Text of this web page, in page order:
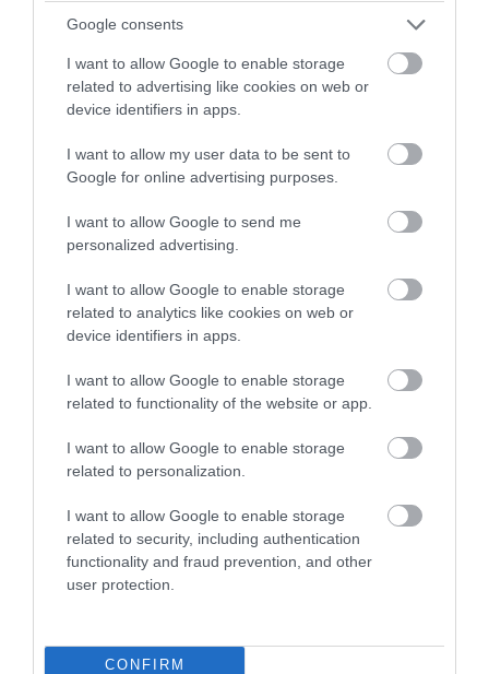
Google consents
I want to allow Google to enable storage
related to advertising like cookies on web or
device identifiers in apps.
I want to allow my user data to be sent to
Google for online advertising purposes.
I want to allow Google to send me
personalized advertising.
I want to allow Google to enable storage
related to analytics like cookies on web or
device identifiers in apps.
I want to allow Google to enable storage
related to functionality of the website or app.
I want to allow Google to enable storage
related to personalization.
I want to allow Google to enable storage
related to security, including authentication
functionality and fraud prevention, and other
user protection.
CONFIRM
simpleandsereneliving.com
Dohányzóasztalka